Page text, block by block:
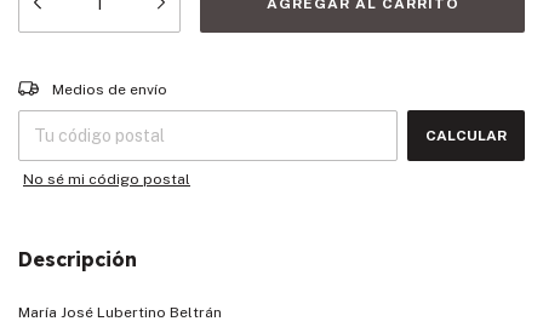
Entregas para el CP:
Medios de envío
CALCULAR
No sé mi código postal
Descripción
María José Lubertino Beltrán